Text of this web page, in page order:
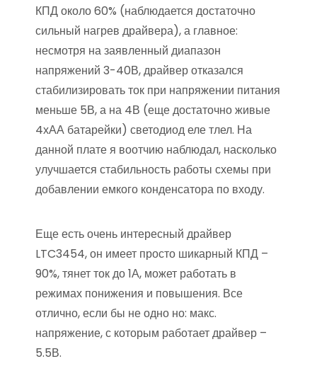
КПД около 60% (наблюдается достаточно
сильный нагрев драйвера), а главное:
несмотря на заявленный диапазон
напряжений 3-40В, драйвер отказался
стабилизировать ток при напряжении питания
меньше 5В, а на 4В (еще достаточно живые
4хАА батарейки) светодиод еле тлел. На
данной плате я воотчию наблюдал, насколько
улучшается стабильность работы схемы при
добавлении емкого конденсатора по входу.
Еще есть очень интересный драйвер
LTC3454, он имеет просто шикарный КПД –
90%, тянет ток до 1А, может работать в
режимах понижения и повышения. Все
отлично, если бы не одно но: макс.
напряжение, с которым работает драйвер –
5.5В.